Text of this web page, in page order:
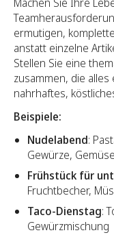
ermutigen,
anstatt einzelne
Stellen Sie eine
zusammen, die
nahrhaftes,
Beispiele:
Nudelabend:
Gewürze,
Frühstück für
Fruchtbecher,
Taco-Dienstag:
Gewürzmischung